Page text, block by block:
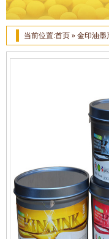
当前位置:首页 » 金印油墨